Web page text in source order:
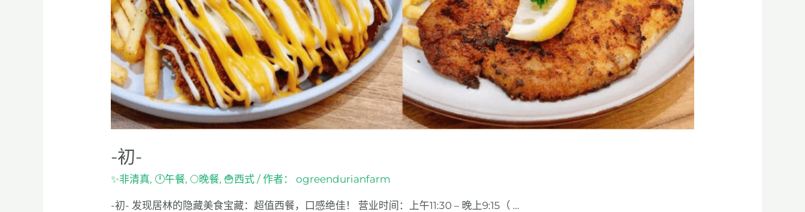
-初-
✨非清真, 🕛午餐, 🌕晚餐, 🍟西式 / 作者： ogreendurianfarm
-初- 发现居林的隐藏美食宝藏：超值西餐，口感绝佳！ 营业时间：上午11:30 – 晚上9:15（ …